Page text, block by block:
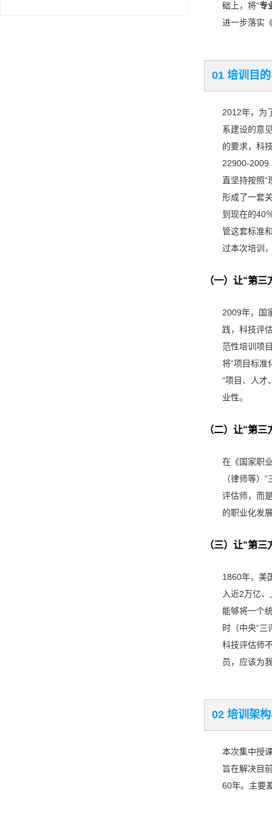
础上，将“专
进一步落实
01 培训目
2012年，为
系建设的意
的要求，科
22900-2009
直坚持按照“
形成了一套
到现在的40
管这套标准
过本次培训
（一）让“第
2009年，国
践，科技评
范性培训项
将“项目标准
“项目、人才
业性。
（二）让“第
在《国家职
（律师等）
评估师，而
的职业化发
（三）让“第
1860年，美
入近2万亿
能够将一个
时（中央“
科技评估师
员，应该为
02 培训架
本次集中授
旨在解决目
60年。主要